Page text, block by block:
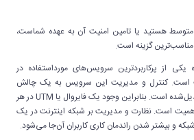
هستید یا تامین امنیت آن به عهده شماست،
مناسب‌ترین گزینه است.
یکی از پرکاربردترین سرویس‌های مورداستفاده در
است. کنترل و مدیریت این سرویس به یک چالش
بزرگ برای مدیران شرکت‌ها تبدیل‌شده است. بنابراین وجود یک فایروال یا UTM در هر
است. نظارت و مدیریت بر شبکه اینترنت در یک
و بیشتر شدن راندمان کاری کاربران آن‌جا می‌شود.